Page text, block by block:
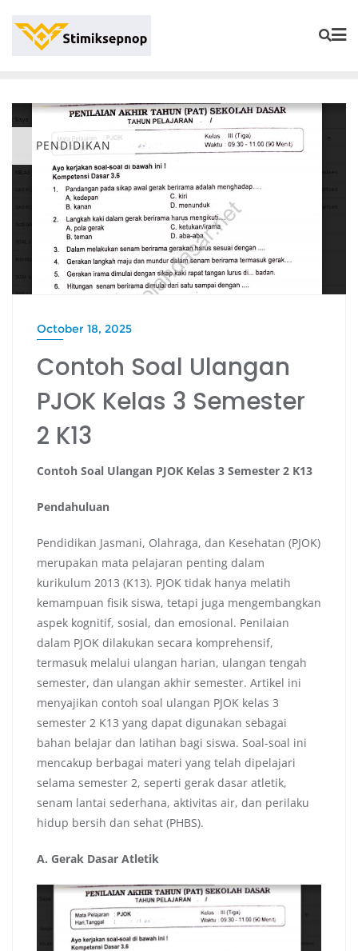
PENDIDIKAN
October 18, 2025
Contoh Soal Ulangan
PJOK Kelas 3 Semester
2 K13
Contoh Soal Ulangan PJOK Kelas 3 Semester 2 K13
Pendahuluan
Pendidikan Jasmani, Olahraga, dan Kesehatan (PJOK)
merupakan mata pelajaran penting dalam
kurikulum 2013 (K13). PJOK tidak hanya melatih
kemampuan fisik siswa, tetapi juga mengembangkan
aspek kognitif, sosial, dan emosional. Penilaian
dalam PJOK dilakukan secara komprehensif,
termasuk melalui ulangan harian, ulangan tengah
semester, dan ulangan akhir semester. Artikel ini
menyajikan contoh soal ulangan PJOK kelas 3
semester 2 K13 yang dapat digunakan sebagai
bahan belajar dan latihan bagi siswa. Soal-soal ini
mencakup berbagai materi yang telah dipelajari
selama semester 2, seperti gerak dasar atletik,
senam lantai sederhana, aktivitas air, dan perilaku
hidup bersih dan sehat (PHBS).
A. Gerak Dasar Atletik